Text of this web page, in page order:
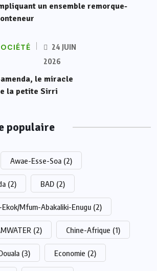
un ensemble remorque-
24 JUIN
2026
le miracle
la petite Sirri
populaire
Awae-Esse-Soa (2)
(2) BAD (2)
Mfum-Abakaliki-Enugu (2)
(2) Chine-Afrique (1)
(3) Economie (2)